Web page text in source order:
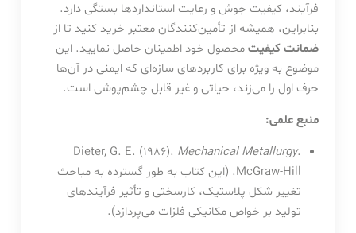
فرآیند، کیفیت جوش و رعایت استانداردها بستگی دارد.
بنابراین، همیشه از تأمین‌کنندگان معتبر خرید کنید تا از
ضمانت کیفیتمحصول خود اطمینان حاصل نمایید. این
موضوع به ویژه برای کاربردهای سازه‌ای که ایمنی در آن‌ها
حرف اول را می‌زند، حیاتی و غیر قابل چشم‌پوشی است.
منبع علمی:
Dieter, G. E. (1986). Mechanical Metallurgy.
McGraw-Hill. (این کتاب به طور گسترده به مباحث
تغییر شکل پلاستیک، کارسختی و تأثیر فرآیندهای
تولید بر خواص مکانیکی فلزات می‌پردازد).